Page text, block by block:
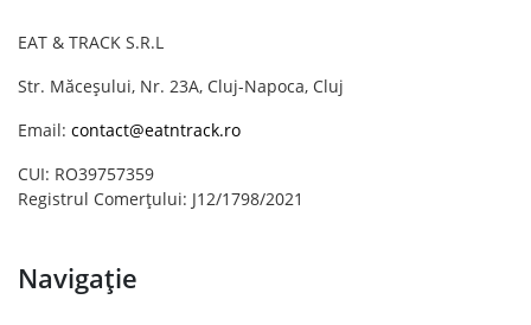
EAT & TRACK S.R.L
Str. Măceșului, Nr. 23A, Cluj-Napoca, Cluj
Email: contact@eatntrack.ro
CUI: RO39757359
Registrul Comerțului: J12/1798/2021
Navigație